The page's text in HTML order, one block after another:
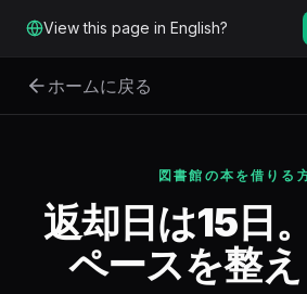
View this page in English?
ホームに戻る
図書館の本を借りる
返却日は15日
ペースを整え